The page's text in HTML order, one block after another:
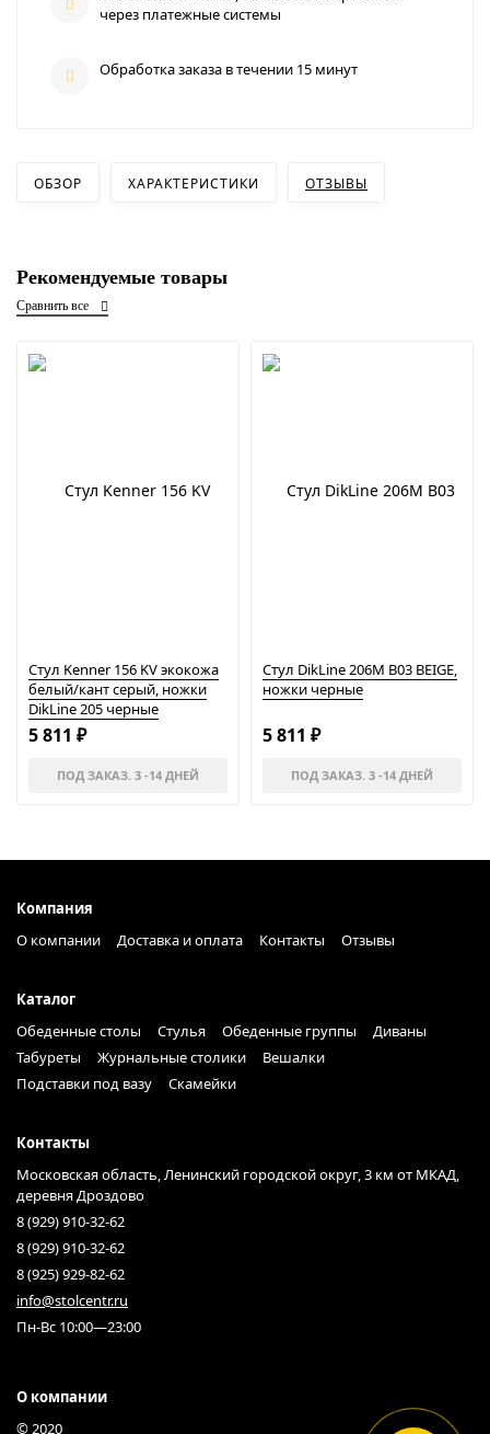
через платежные системы
Обработка заказа в течении 15 минут
ОБЗОР ХАРАКТЕРИСТИКИ ОТЗЫВЫ
Рекомендуемые товары
Сравнить все
Стул Kenner 156 KV экокожа
белый/кант серый, ножки
DikLine 205 черные
ПОД ЗАКАЗ. 3 -14 ДНЕЙ
5 811 ₽
Стул DikLine 206М B03 BEIGE,
ножки черные
ПОД ЗАКАЗ. 3 -14 ДНЕЙ
5 811 ₽
Компания
О компании
Доставка и оплата Контакты Отзывы
Каталог
Обеденные столы
Стулья Обеденные группы
Диваны
Табуреты
Журнальные столики
Вешалки
Подставки под вазу
Скамейки
Контакты
Московская область, Ленинский городской округ, 3 км от МКАД,
деревня Дроздово
8 (929) 910-32-62
8 (929) 910-32-62
8 (925) 929-82-62
info@stolcentr.ru
Пн-Вс 10:00—23:00
О компании
© 2020